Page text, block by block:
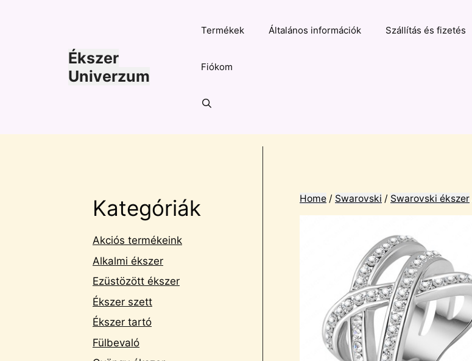
Ékszer
Univerzum
Termékek Általános információk Szállítás és fizetés
Fiókom
Home / Swarovski / Swarovski ékszer
Kategóriák
Akciós termékeink
Alkalmi ékszer
Ezüstözött ékszer
Ékszer szett
Ékszer tartó
Fülbevaló